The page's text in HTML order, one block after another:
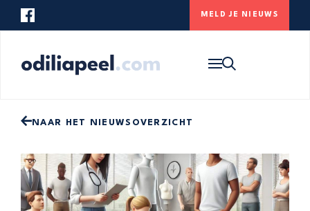
MELD JE NIEUWS
NAAR HET NIEUWSOVERZICHT
ONS DORP
MELD JE NIEUWS
onderstaande zoekbalk om de website te